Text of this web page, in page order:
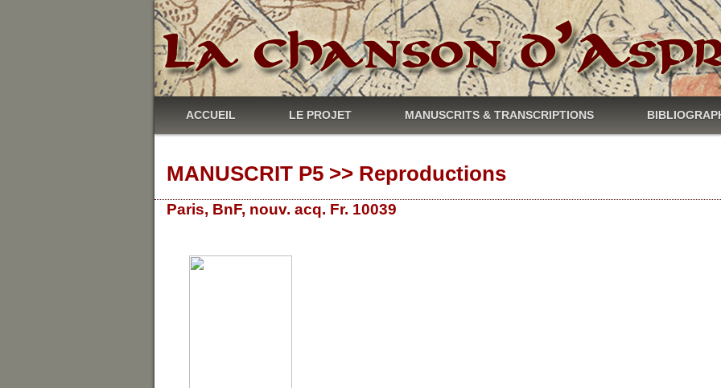
ACCUEIL LE PROJET MANUSCRITS & TRANSCRIPTIONS
MANUSCRIT P5 >> Reproductions
Paris, BnF, nouv. acq. Fr. 10039